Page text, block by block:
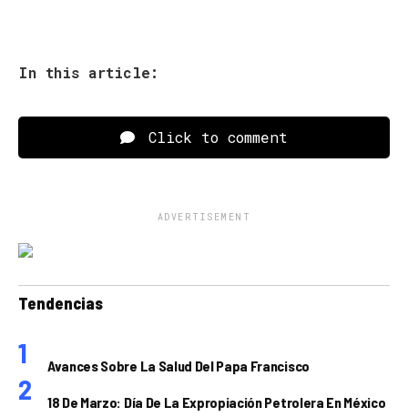
In this article:
Click to comment
ADVERTISEMENT
Tendencias
Avances Sobre La Salud Del Papa Francisco
18 De Marzo: Día De La Expropiación Petrolera En México